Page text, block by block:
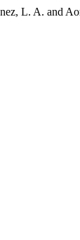
L. A. and